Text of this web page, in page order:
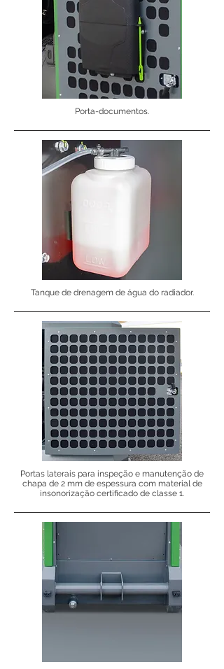
Porta-documentos.
Tanque de drenagem de água do radiador.
Portas laterais para inspeção e manutenção de
chapa de 2 mm de espessura com material de
insonorização certificado de classe 1.